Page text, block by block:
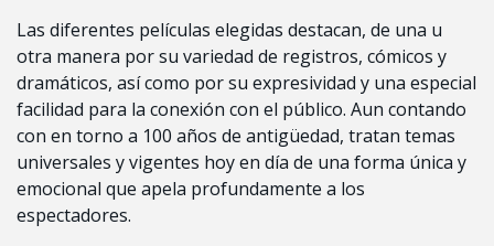
Las diferentes películas elegidas destacan, de una u
otra manera por su variedad de registros, cómicos y
dramáticos, así como por su expresividad y una especial
facilidad para la conexión con el público. Aun contando
con en torno a 100 años de antigüedad, tratan temas
universales y vigentes hoy en día de una forma única y
emocional que apela profundamente a los
espectadores.